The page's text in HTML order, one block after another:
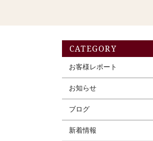
CATEGORY
お客様レポート
お知らせ
ブログ
新着情報